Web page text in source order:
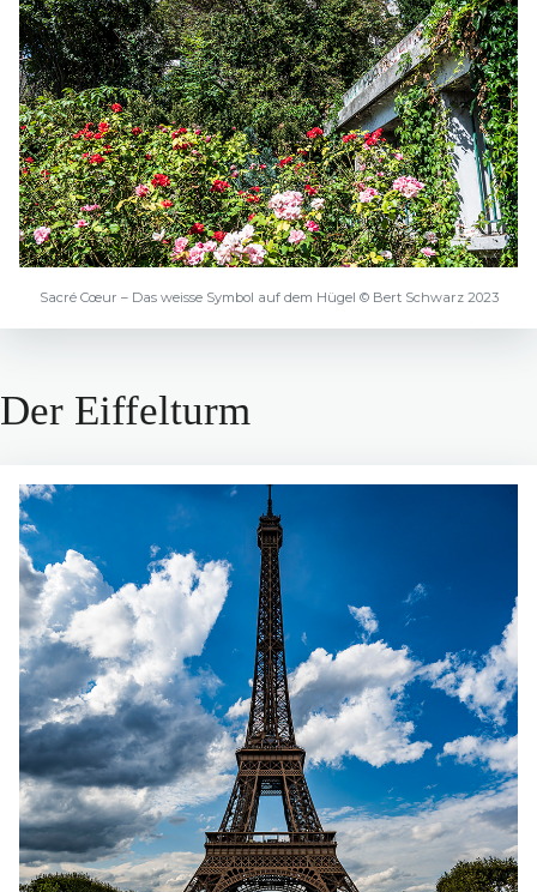
Sacré Cœur – Das weisse Symbol auf dem Hügel © Bert Schwarz 2023
Der Eiffelturm